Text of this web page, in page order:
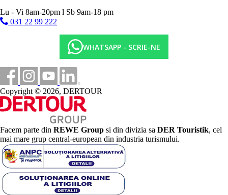
Lu - Vi 8am-20pm l Sb 9am-18 pm
031 22 99 222
WHATSAPP - SCRIE-NE
Copyright © 2026, DERTOUR
Facem parte din REWE Group si din divizia sa DER Touristik, cel
mai mare grup central-european din industria turismului.